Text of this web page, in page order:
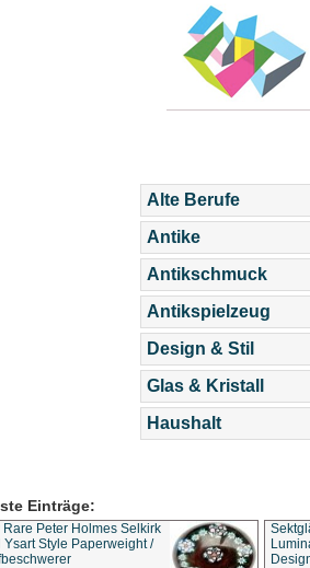
Alte Berufe
Antike
Antikschmuck
Antikspielzeug
Design & Stil
Glas & Kristall
Haushalt
Einträge:
Rare Peter Holmes Selkirk
Ysart Style Paperweight /